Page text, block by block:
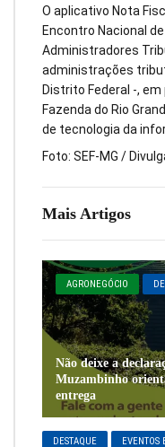
Mais Artigos
AGRONEGÓCIO
Não deixe a
Muzambinho
entrega
DESTAQUE EVENTOS
O aplicativo Nota
Encontro Nacional
Administradores
administrações
Distrito Federal -,
Fazenda do Rio
de tecnologia da
Foto: SEF-MG /